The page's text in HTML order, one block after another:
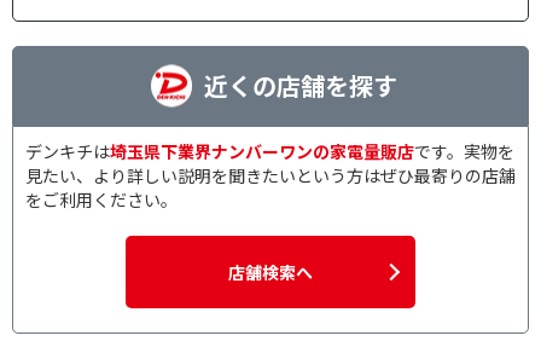
近くの店舗を探す
デンキチは埼玉県下業界ナンバーワンの家電量販店です。実物を
見たい、より詳しい説明を聞きたいという方はぜひ最寄りの店舗
をご利用ください。
店舗検索へ